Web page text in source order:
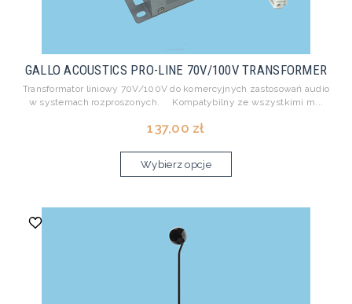
GALLO ACOUSTICS PRO-LINE 70V/100V TRANSFORMER
Transformator liniowy 70V/100V do komercyjnych zastosowań audio
w systemach rozproszonych. Kompatybilny ze wszystkimi m...
137,00 zł
Wybierz opcje